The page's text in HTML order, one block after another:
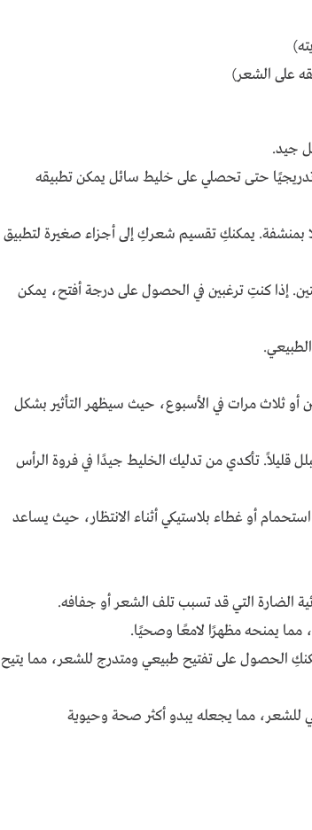
جيد.
تدريجيًا حتى تحصلي على خليط سائل يمكن تطبيقه
يمكنكِ تقسيم شعركِ إلى أجزاء صغيرة لتطبيق
إذا كنتِ ترغبين في الحصول على درجة أفتح، يمكن
أو ثلاث مرات في الأسبوع، حيث سيظهر التأثير بشكل
قليلاً. تأكدي من تدليك الخليط جيدًا في فروة الرأس
أو غطاء بلاستيكي أثناء الانتظار، حيث يساعد
الضارة التي قد تسبب تلف الشعر أو جفافه.
يمنحه مظهرًا لامعًا وصحيًا.
الحصول على تفتيح طبيعي ومتدرج للشعر، مما يتيح
للشعر، مما يجعله يبدو أكثر صحة وحيوية